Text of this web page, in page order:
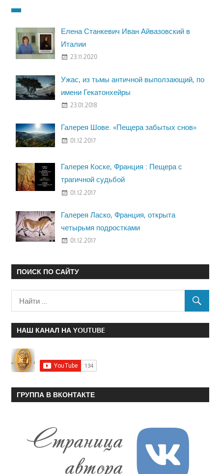
Елена Станкевич Иван Айвазовский в
Италии
23.11.2020
Ужас, из тьмы античной выползающий, по
имени Гекатонхейры
23.01.2018
Галерея Шове. «Пещера забытых снов»
01.12.2017
Галерея Коске, Франция : Пещера с
трагичной судьбой
01.12.2017
Галерея Ласко, Франция, открыта
четырьмя подростками
01.12.2017
ПОИСК ПО САЙТУ
НАШ КАНАЛ НА YOUTUBE
ГРУППА В ВКОНТАКТЕ